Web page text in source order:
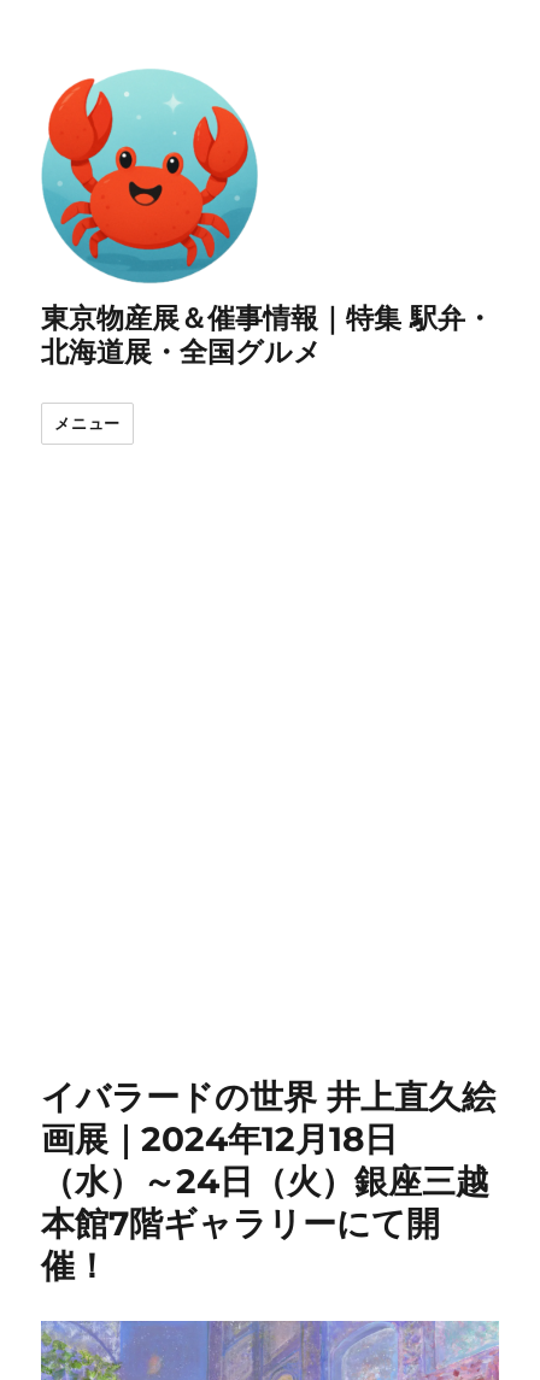
東京物産展＆催事情報｜特集 駅弁・
北海道展・全国グルメ
メニュー
イバラードの世界 井上直久絵
画展｜2024年12月18日
（水）～24日（火）銀座三越
本館7階ギャラリーにて開
催！